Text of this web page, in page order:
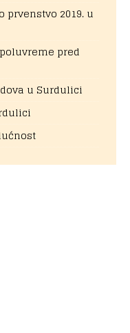
2019. u
pred
u Surdulici